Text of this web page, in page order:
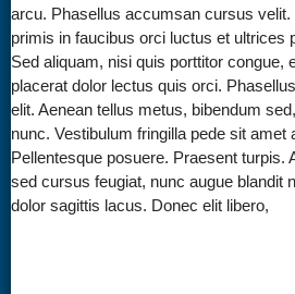
arcu. Phasellus accumsan cursus velit.
primis in faucibus orci luctus et ultrices
Sed aliquam, nisi quis porttitor congue,
placerat dolor lectus quis orci.
elit. Aenean tellus metus, bibendum
nunc. Vestibulum fringilla pede sit amet
Pellentesque posuere. Praesent turpis.
sed cursus feugiat, nunc augue blandit
dolor sagittis lacus. Donec elit libero,